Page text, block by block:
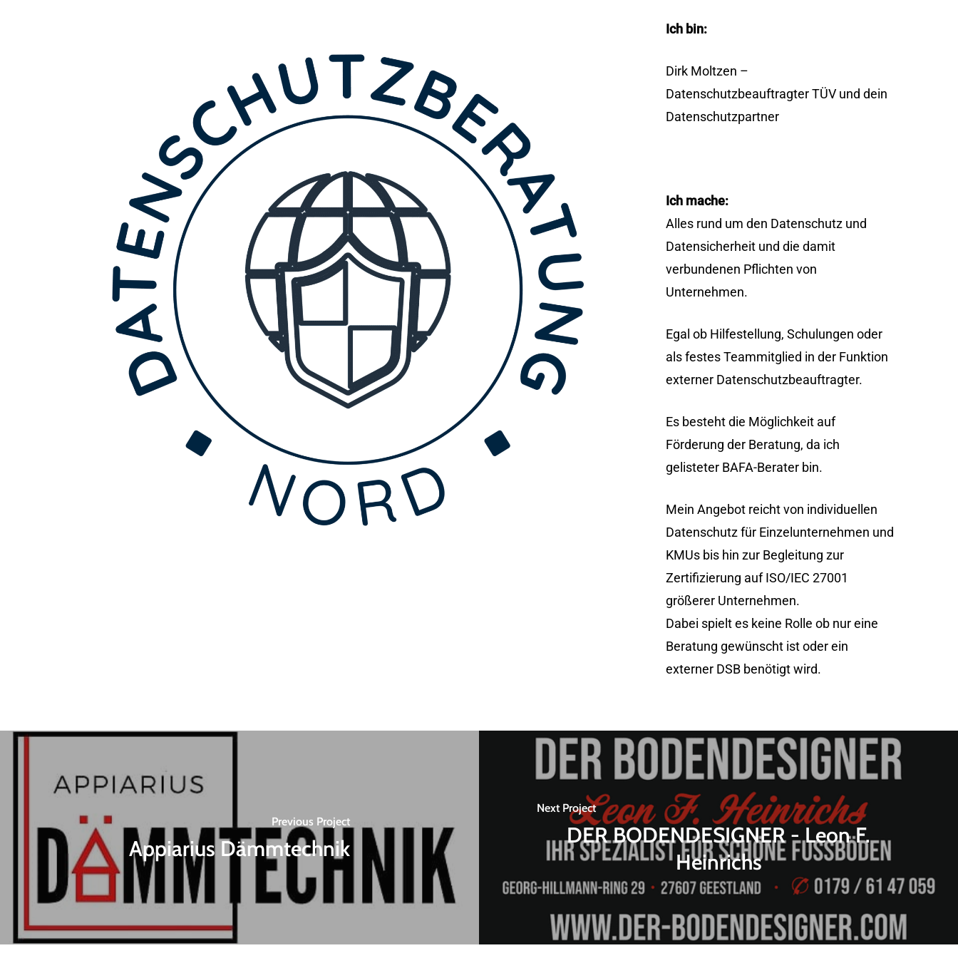
Ich bin:
Dirk Moltzen –
Datenschutzbeauftragter TÜV und dein
Datenschutzpartner
Ich mache:
Alles rund um den Datenschutz und
Datensicherheit und die damit
verbundenen Pflichten von
Unternehmen.
Egal ob Hilfestellung, Schulungen oder
als festes Teammitglied in der Funktion
externer Datenschutzbeauftragter.
Es besteht die Möglichkeit auf
Förderung der Beratung, da ich
gelisteter BAFA-Berater bin.
Mein Angebot reicht von individuellen
Datenschutz für Einzelunternehmen und
KMUs bis hin zur Begleitung zur
Zertifizierung auf ISO/IEC 27001
größerer Unternehmen.
Dabei spielt es keine Rolle ob nur eine
Beratung gewünscht ist oder ein
externer DSB benötigt wird.
Previous Project
Appiarius Dämmtechnik
Next Project
DER BODENDESIGNER - Leon F.
Heinrichs